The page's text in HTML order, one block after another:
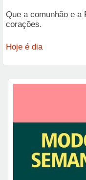
Que a comunhão e a
corações.
Hoje é dia